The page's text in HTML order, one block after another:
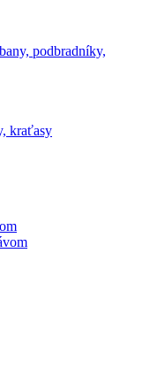
podbradníky,
kraťasy